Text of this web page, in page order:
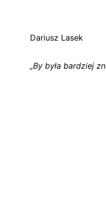
Dariusz Lasek
„By była bardziej